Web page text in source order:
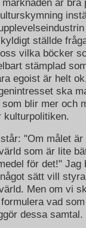
är bra
ställde
vilka böcker
stämplad
egoist är helt
ska
blir mer och
"Om målet
som är lite
för det!" Jag
sätt vill
Men om vi
vad
dessa samtal.